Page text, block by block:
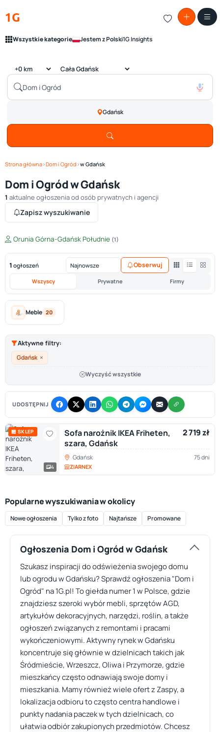
1G
Wszystkie kategorie Jestem z Polski1G Insights
Gdańsk
Strona główna›Dom i Ogród ›w Gdańsk
Dom i Ogród w Gdańsk
1 aktualne ogłoszenia od osób prywatnych i agencji
Zapisz wyszukiwanie
Orunia Górna-Gdańsk Południe (1)
1 ogłoszeń
Wszyscy Prywatne Firmy
Obserwuj
Meble 20
Aktywne filtry:
Gdańsk ×
Wyczyść wszystkie
UDOSTĘPNIJ
🏪 SKLEP
4
Sofa narożnik IKEA Friheten,
szara, Gdańsk
2 719 zł
Gdańsk 75 dni
ZIARNEX
Popularne wyszukiwania w okolicy
Nowe ogłoszenia Tylko z foto Najtańsze Promowane
Ogłoszenia Dom i Ogród w Gdańsk
Szukasz inspiracji do odświeżenia swojego domu
lub ogrodu w Gdańsku? Sprawdź ogłoszenia "Dom i
Ogród" na 1G.pl! To giełda numer 1 w Polsce, gdzie
znajdziesz szeroki wybór mebli, sprzętów AGD,
artykułów dekoracyjnych, narzędzi, roślin, a także
ogłoszeń związanych z remontami i pracami
wykończeniowymi. Aktywny rynek w Gdańsku
koncentruje się głównie w dzielnicach takich jak
Śródmieście, Wrzeszcz, Oliwa i Przymorze, gdzie
mieszkańcy często odnawiają swoje domy i
mieszkania. Mamy również wiele ofert z Zaspy, a
lokalizacja odbioru to często centra handlowe i
punkty nadania paczek w tych dzielnicach, co
ułatwia odbiór zakupionych przedmiotów. Chcesz